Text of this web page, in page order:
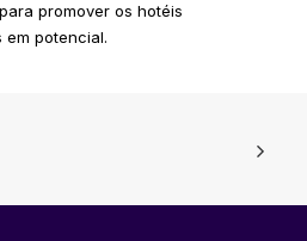
promover os hotéis
potencial.